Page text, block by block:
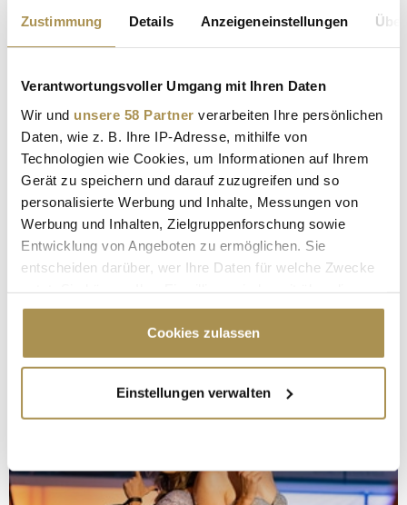
Zustimmung Details Anzeigeneinstellungen
Verantwortungsvoller Umgang mit Ihren Daten
Wir und unsere 58 Partner verarbeiten Ihre persönlichen
Daten, wie z. B. Ihre IP-Adresse, mithilfe von
Technologien wie Cookies, um Informationen auf Ihrem
Gerät zu speichern und darauf zuzugreifen und so
personalisierte Werbung und Inhalte, Messungen von
Werbung und Inhalten, Zielgruppenforschung sowie
Entwicklung von Angeboten zu ermöglichen. Sie
entscheiden darüber, wer Ihre Daten für welche Zwecke
Cookie-Erklärung oder durch Klicken auf das Privacy
Trigger Symbol ändern oder widerrufen
Informationen über Ihre geografische Lage
erfassen, welche bis auf einige Meter genau sein
bestimmten Merkmalen (Fingerprinting) identifizieren
Cookies zulassen
Einstellungen verwalten